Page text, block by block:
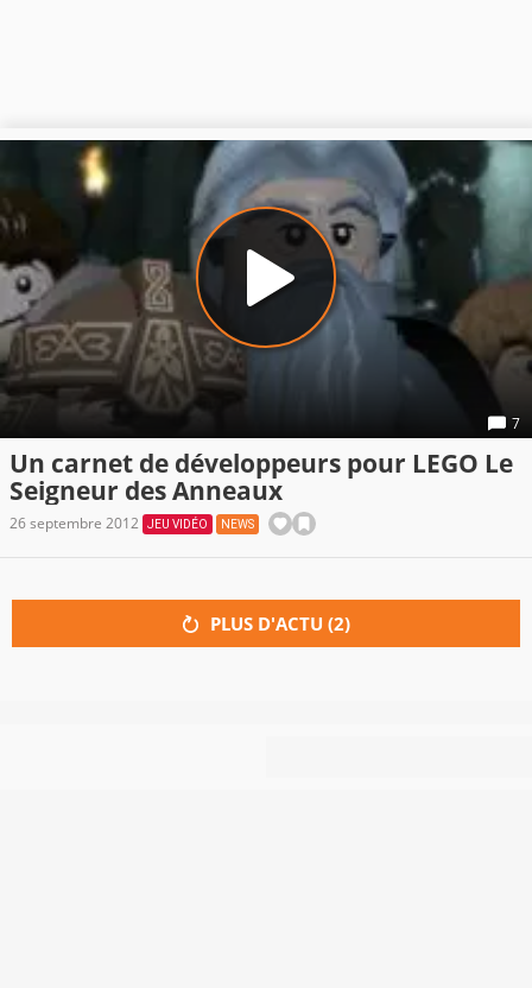
7
Un carnet de développeurs pour LEGO Le
Seigneur des Anneaux
26 septembre 2012 JEU VIDÉO NEWS
PLUS D'ACTU (2)